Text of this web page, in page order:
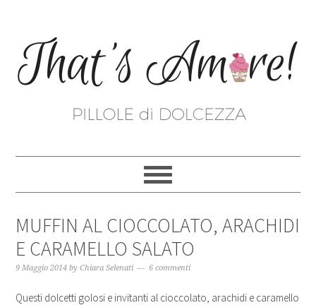
MUFFIN AL CIOCCOLATO, ARACHIDI
E CARAMELLO SALATO
9 Maggio 2014 byChiara Selenati 6 commenti
Questi dolcetti golosi e invitanti al cioccolato, arachidi e caramello